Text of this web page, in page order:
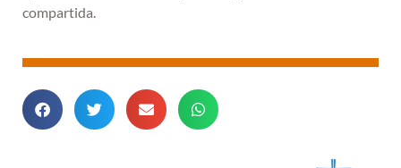
compartida.